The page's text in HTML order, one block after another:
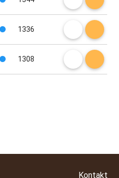
1336
1308
Kontakt